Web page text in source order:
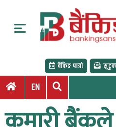
o
बैंकिङ पात्रो
EN